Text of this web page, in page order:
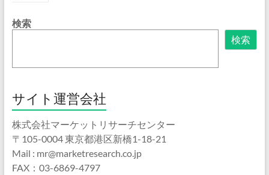
検索
検索
サイト運営会社
株式会社マーケットリサーチセンター
〒105-0004 東京都港区新橋1-18-21
Mail : mr@marketresearch.co.jp
FAX：03-6869-4797